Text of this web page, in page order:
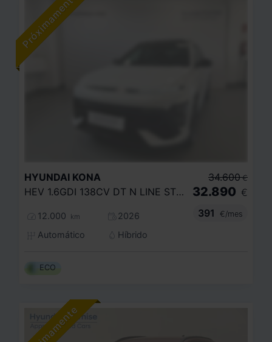
HYUNDAI KONA
HEV 1.6GDI 138CV DT N LINE STYLE
12.000 km
2026
Automático
Híbrido
34.600 €
32.890 €
391
€/mes
ECO